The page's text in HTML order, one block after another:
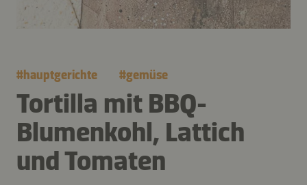
#hauptgerichte #gemüse
Tortilla mit BBQ-
Blumenkohl, Lattich
und Tomaten